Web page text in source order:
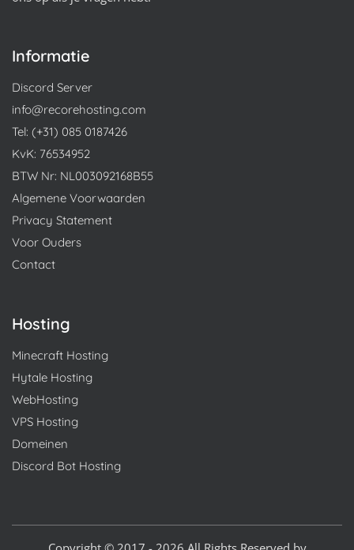
Informatie
Discord Server
info@recorehosting.com
Tel: (+31) 085 0187426
KvK: 76534952
BTW Nr: NL003092168B55
Algemene Voorwaarden
Privacy Statement
Voor Ouders
Contact
Hosting
Minecraft Hosting
Hytale Hosting
WebHosting
VPS Hosting
Domeinen
Discord Bot Hosting